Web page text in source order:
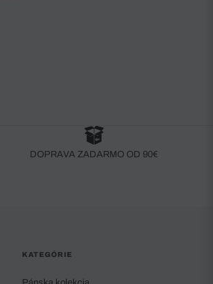
DOPRAVA ZADARMO OD 90€
KATEGÓRIE